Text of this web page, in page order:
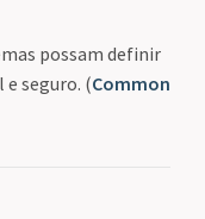
possam definir
seguro. (Common